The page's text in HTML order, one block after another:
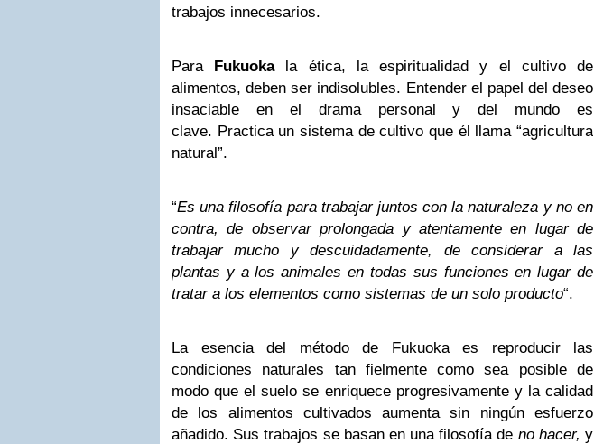
trabajos innecesarios.
Para Fukuokala ética, la espiritualidad y el cultivo de
alimentos, deben ser indisolubles. Entender el papel del deseo
insaciable en el drama personal y del mundo es
clave. Practica un sistema de cultivo que él llama “agricultura
natural”.
“Es una filosofía para trabajar juntos con la naturaleza y no en
contra, de observar prolongada y atentamente en lugar de
trabajar mucho y descuidadamente, de considerar a las
plantas y a los animales en todas sus funciones en lugar de
tratar a los elementos como sistemas de un solo producto“.
La esencia del método de Fukuoka es reproducir las
condiciones naturales tan fielmente como sea posible de
modo que el suelo se enriquece progresivamente y la calidad
de los alimentos cultivados aumenta sin ningún esfuerzo
añadido. Sus trabajos se basan en una filosofía de no hacer,y